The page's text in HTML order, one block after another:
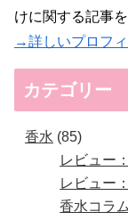
けに関する記事
→詳しいプロフ
カテゴリー
香水 85
レビュー
レビュー
香水コラ